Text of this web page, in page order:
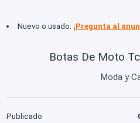
Nuevo o usado: ¡Pregunta al
Botas De Moto
Moda y
Publicado